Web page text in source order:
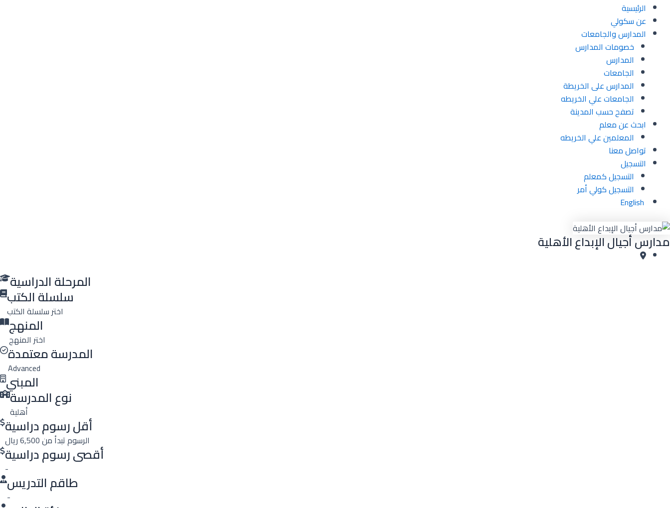
الرئيسية
عن سكولي
المدارس والجامعات
خصومات المدارس
المدارس
الجامعات
المدارس على الخريطة
الجامعات علي الخريطه
تصفح حسب المدينة
ابحث عن معلم
المعلمين علي الخريطه
تواصل معنا
التسجيل
التسجيل كمعلم
التسجيل كولي أمر
English
مدارس أجيال الإبداع الأهلية
المرحلة الدراسية
سلسلة الكتب
اختر سلسلة الكتب
المنهج
اختر المنهج
المدرسة معتمدة
Advanced
المبني
نوع المدرسة
أهلية
أقل رسوم دراسية
الرسوم تبدأ من 6,500 ريال
أقصى رسوم دراسية
-
طاقم التدريس
-